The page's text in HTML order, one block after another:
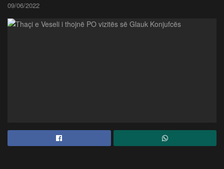
09/06/2022